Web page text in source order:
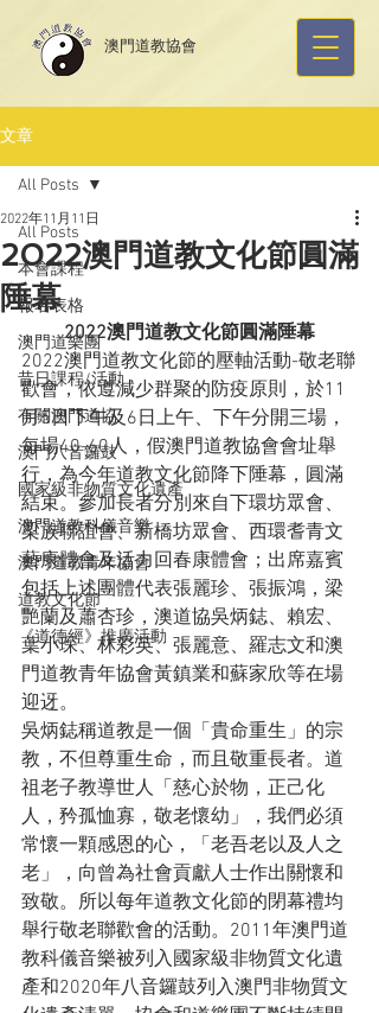
​澳門道教協會
文章
All Posts
本會課程
報名表格
澳門道樂團
昔日課程/活動
有關澳門道協
澳門八音鑼鼓
國家級非物質文化遺產
澳門道教科儀音樂
澳門道教青年協會
道教文化節
《道德經》推廣活動
All Posts
2022澳門道教文化節圓滿
陲幕
2022年11月11日
2022澳門道教文化節圓滿陲幕
2022澳門道教文化節的壓軸活動-敬老聯
歡會，依遵減少群聚的防疫原則，於11
月5日下午及6日上午、下午分開三場，
每場40-60人，假澳門道教協會會址舉
行，為今年道教文化節降下陲幕，圓滿
結束。參加長者分別來自下環坊眾會、
梁族聯誼會、新橋坊眾會、西環耆青文
藝康體會及活力回春康體會；出席嘉賓
包括上述團體代表張麗珍、張振鴻，梁
艷蘭及蕭杏珍，澳道協吳炳鋕、賴宏、
葉小琛、林彩英、張麗意、羅志文和澳
門道教青年協會黃鎮業和蘇家欣等在場
迎迓。
吳炳鋕稱道教是一個「貴命重生」的宗
教，不但尊重生命，而且敬重長者。道
祖老子教導世人「慈心於物，正己化
人，矜孤恤寡，敬老懷幼」，我們必須
常懷一顆感恩的心，「老吾老以及人之
老」，向曾為社會貢獻人士作出關懷和
致敬。所以每年道教文化節的閉幕禮均
舉行敬老聯歡會的活動。2011年澳門道
教科儀音樂被列入國家級非物質文化遺
產和2020年八音鑼鼓列入澳門非物質文